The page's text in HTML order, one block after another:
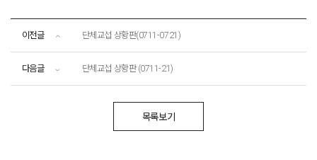
이전글 단체교섭 상황판(0711-0721)
다음글 단체교섭 상황판 (0711-21)
목록보기